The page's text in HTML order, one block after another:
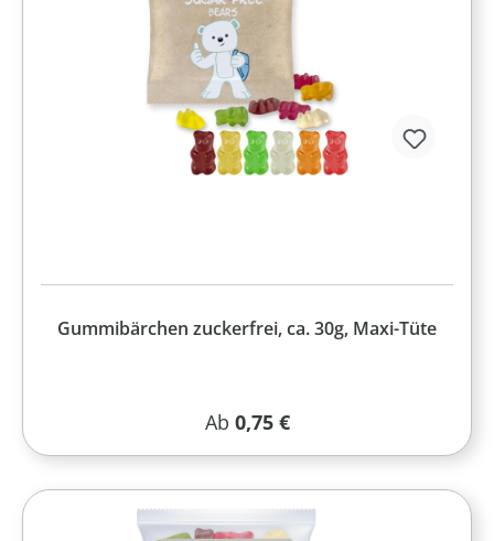
Gummibärchen zuckerfrei, ca. 30g, Maxi-Tüte
Regulärer Preis:
Ab 0,75 €